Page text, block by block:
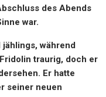
des Abends
war.
während
traurig, doch er
Er hatte
seiner neuen